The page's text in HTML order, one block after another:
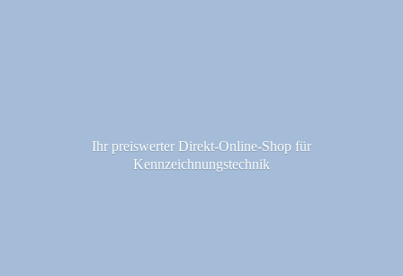
Ihr preiswerter Direkt-Online-Shop für
Kennzeichnungstechnik